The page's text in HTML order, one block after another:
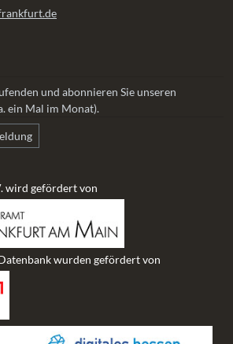
und abonnieren Sie unseren
ein Mal im Monat).
wird gefördert von
wurden gefördert von